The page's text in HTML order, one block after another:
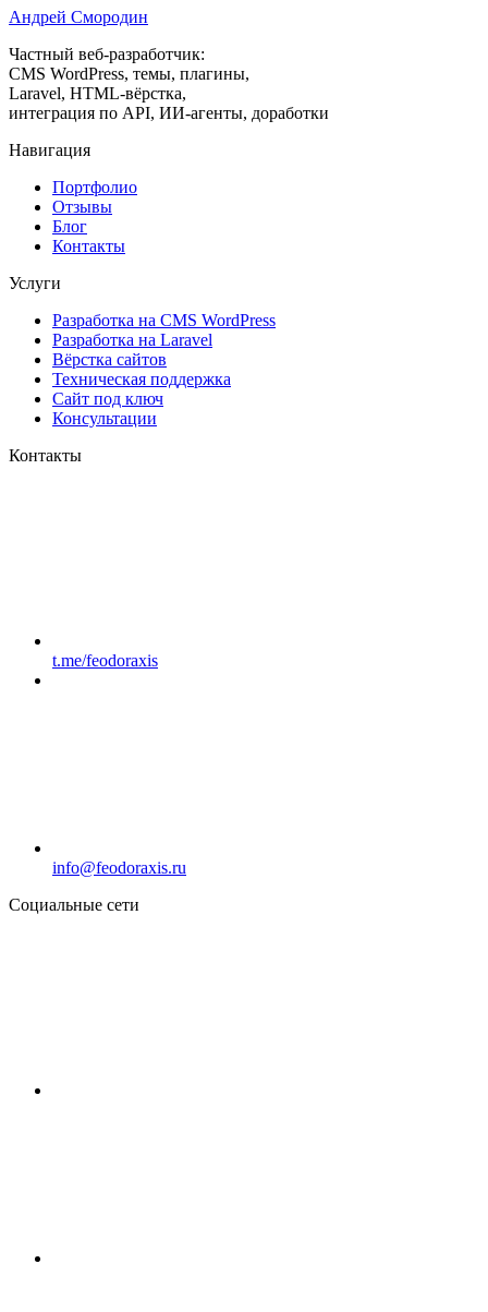
Андрей Смородин
Частный веб-разработчик:
CMS WordPress, темы, плагины,
Laravel, HTML-вёрстка,
интеграция по API, ИИ-агенты, доработки
Навигация
Портфолио
Отзывы
Блог
Контакты
Услуги
Разработка на CMS WordPress
Разработка на Laravel
Вёрстка сайтов
Техническая поддержка
Сайт под ключ
Консультации
Контакты
t.me/feodoraxis
info@feodoraxis.ru
Социальные сети